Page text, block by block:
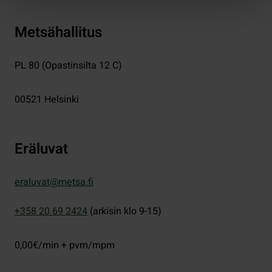
Metsähallitus
PL 80 (Opastinsilta 12 C)
00521 Helsinki
Eräluvat
eraluvat@metsa.fi
+358 20 69 2424 (arkisin klo 9-15)
0,00€/min + pvm/mpm